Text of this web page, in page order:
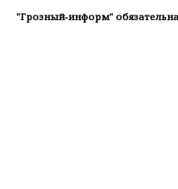
"Грозный-информ"